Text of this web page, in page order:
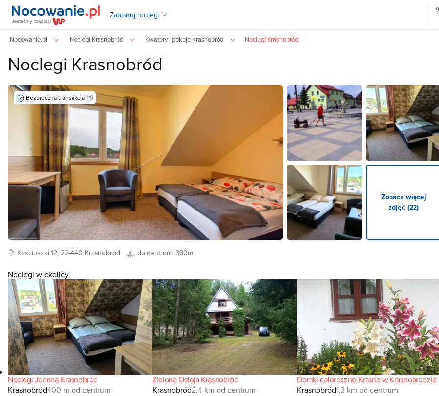
Zaplanuj nocleg
Nocowanie.pl Noclegi Krasnobród Kwatery i pokoje Krasnobród Noclegi Krasnobród
Noclegi Krasnobród
Zobacz więcej
zdjęć (22)
Bezpieczna transakcja
Kościuszki 12, 22-440 Krasnobród do centrum:390m
Noclegi w okolicy
Noclegi Joanna Krasnobród
Krasnobród400 m od centrum
Zielona Ostoja Krasnobród
Krasnobród2,4 km od centrum
Domki całoroczne Krasno w Krasnobrodzie
Krasnobród1,3 km od centrum